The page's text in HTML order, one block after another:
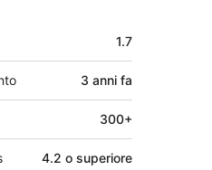
1.7
3 anni fa
300+
4.2 o superiore